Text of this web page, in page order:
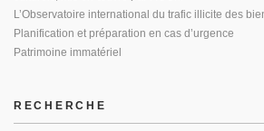
L’Observatoire international du trafic illicite des
Planification et préparation en cas d’urgence
Patrimoine immatériel
RECHERCHE